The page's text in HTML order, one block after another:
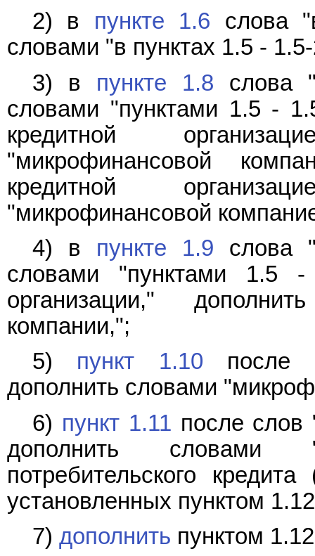
2) в пункте 1.6 слова
словами "в пунктах 1.5 -
3) в пункте 1.8 слова
словами "пунктами 1.5 -
кредитной
"микрофинансовой
кредитной
"микрофинансовой
4) в пункте 1.9 слова
словами "пунктами 1.5
организации,"
компании,";
5) пункт 1.10 после
дополнить словами
6) пункт 1.11 после слов
дополнить словами
потребительского
установленных пунктом
7) дополнить пунктом